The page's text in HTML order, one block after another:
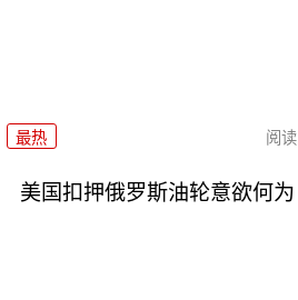
最热 阅读
美国扣押俄罗斯油轮意欲何为